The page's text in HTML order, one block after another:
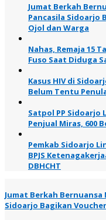
Jumat Berkah
Pancasila Sidoarjo
Ojol dan Warga
Nahas, Remaja 15
Fuso Saat Diduga
Kasus HIV di
Belum Tentu
Satpol PP Sidoarjo
Penjual Miras, 600
Pemkab Sidoarjo
BPJS
DBHCHT
Jumat Berkah Bernuansa
Sidoarjo Bagikan